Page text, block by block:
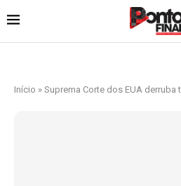
Início » Suprema Corte dos EUA